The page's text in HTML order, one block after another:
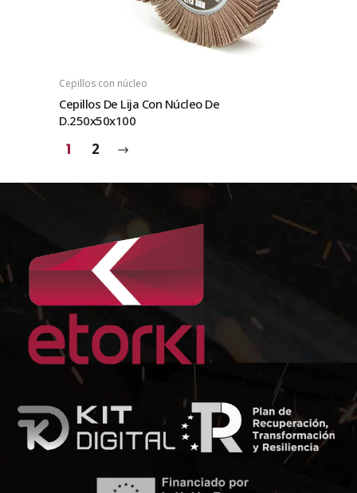
Cepillos con núcleo
Cepillos De Lija Con Núcleo De
D.250x50x100
1 2